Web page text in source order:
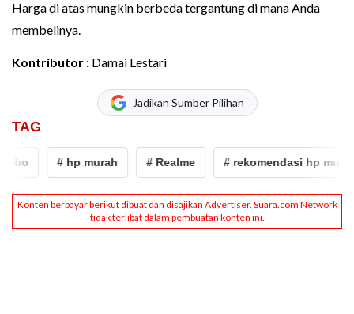
Harga di atas mungkin berbeda tergantung di mana Anda
membelinya.
Kontributor : Damai Lestari
Jadikan Sumber Pilihan
TAG
# hp murah # Realme # rekomendasi hp murah